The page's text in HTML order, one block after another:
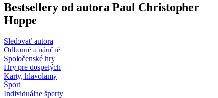
Bestsellery od autora Paul Christopher
Hoppe
Sledovať autora
Odborné a náučné
Spoločenské hry
Hry pre dospelých
Karty, hlavolamy
Šport
Individuálne športy